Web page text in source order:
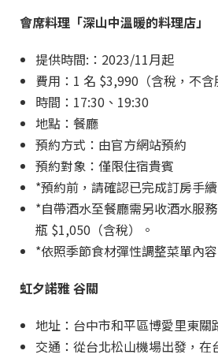
會席料理「深山中溫暖的料理店」
提供時間:：2023/11月起
費用：1 名 $3,990（含稅，不含
時間：17:30、19:30
地點：餐廳
預約方式：由官方網站預約
預約對象：僅限住宿貴賓
*預約前，請確認已完成訂房手續
*自帶酒水至餐廳需另收酒水服
瓶 $1,050（含稅）。
*依照季節食材彈性調整菜單內容
虹夕諾雅 谷關
地址：台中市和平區博愛里東關
交通：從台北松山機場出發，在